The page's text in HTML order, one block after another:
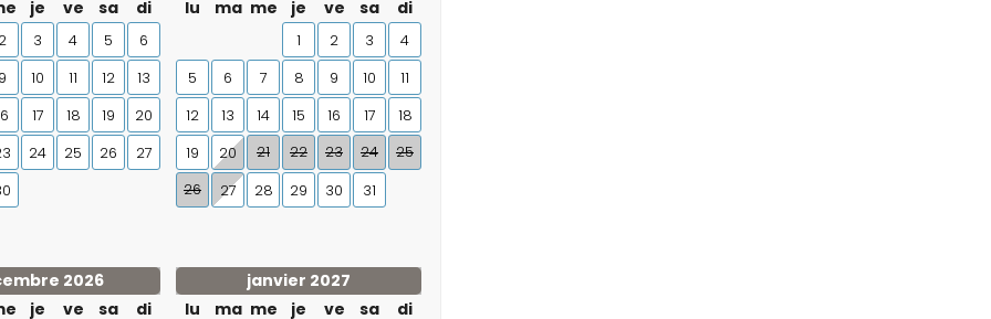
(à moins de 5 km de la propriété)
1 000 m de la propriété)
(à moins de 5 km de la propriété)
à voile (à moins de 10 kilomètres de la maison)
je ve sa di
2 3 4 5
6
9 10 11 12
13
17 18 19
20
24 25 26
27
lu
ma me je ve sa di
1 2 3
4
5
6 7 8 9 10
11
12
13 14 15 16 17
18
19
20 21 22 23 24
25
26
27 28 29 30 31
2026
je ve sa di
janvier 2027
lu
ma me je ve sa di